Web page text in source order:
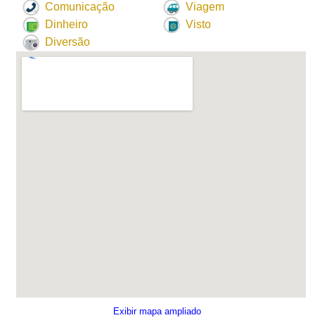
Comunicação
Viagem
Dinheiro
Visto
Diversão
Exibir mapa ampliado